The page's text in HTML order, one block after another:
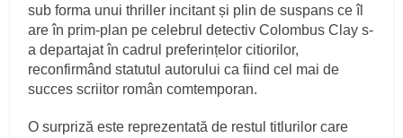
sub forma unui thriller incitant și plin de suspans ce îl
are în prim-plan pe celebrul detectiv Colombus Clay s-
a departajat în cadrul preferințelor citiorilor,
reconfirmând statutul autorului ca fiind cel mai de
succes scriitor român comtemporan.
O surpriză este reprezentată de restul titlurilor care